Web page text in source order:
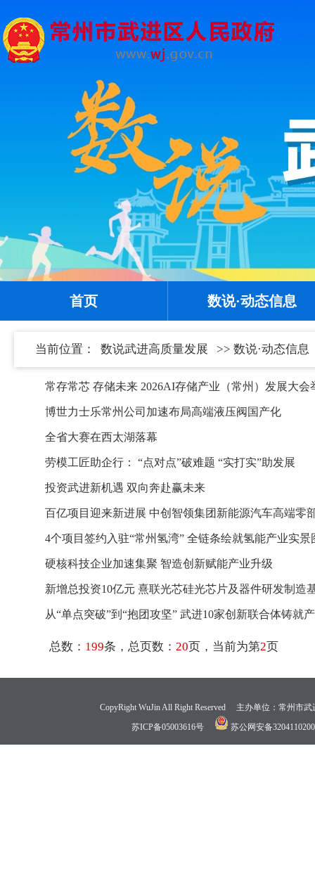
首页 数说·动态信息
当前位置： 数说武进高质量发展 >> 数说·动态信息
常存常芯 存储未来 2026AI存储产业（常州）发展大会
博世力士乐常州公司加速布局高端液压阀国产化
全省大赛在西太湖落幕
劳模工匠助企行： “点对点”破难题 “实打实”助发展
投资武进新机遇 双向奔赴赢未来
百亿项目迎来新进展 中创智领集团新能源汽车高端零
4个项目签约入驻“常州氢湾” 全链条绘就氢能产业实景
硬核科技企业加速集聚 智造创新赋能产业升级
新增总投资10亿元 熹联光芯硅光芯片及器件研发制造
从“单点突破”到“抱团攻坚” 武进10家创新联合体铸就
总数： 199条，总页数： 20页，当前为第2页
CopyRight WuJin All Right Reserved 主办单位：常州
苏ICP备05003616号
苏公网安备